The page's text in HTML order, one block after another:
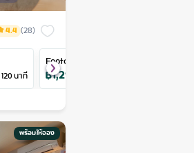
Deep Tissue Massage
1,7602,200
4.4 (28)
120นาที
Footology
฿1,299
พร้อมให้จอง